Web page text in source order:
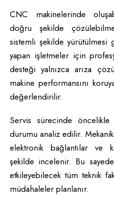
CNC makinelerinde
doğru şekilde
sistemli şekilde yürütülmesi
yapan işletmeler için
desteği yalnızca arıza
makine performansını
değerlendirilir.
Servis sürecinde öncelikle
durumu analiz edilir.
elektronik bağlantılar ve
şekilde incelenir. Bu
etkileyebilecek tüm teknik
müdahaleler planlanır.